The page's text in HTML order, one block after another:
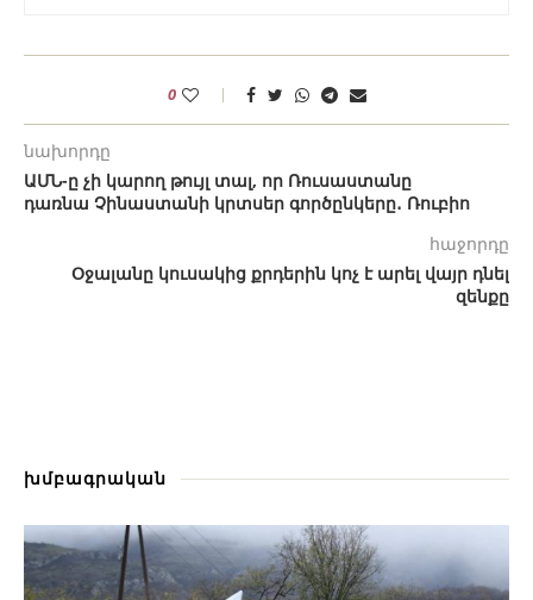
0
նախորդը
ԱՄՆ-ը չի կարող թույլ տալ, որ Ռուսաստանը
դառնա Չինաստանի կրտսեր գործընկերը․ Ռուբիո
հաջորդը
Օջալանը կուսակից քրդերին կոչ է արել վայր դնել
զենքը
խմբագրական